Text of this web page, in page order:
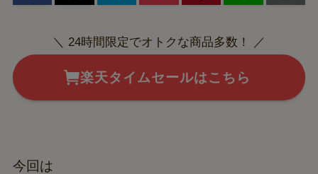
＼ 24時間限定でオトクな商品多数！ ／
楽天タイムセールはこちら
今回は